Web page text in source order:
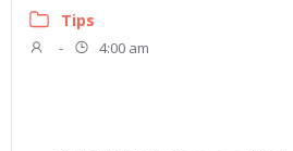
Tips
- 4:00 am